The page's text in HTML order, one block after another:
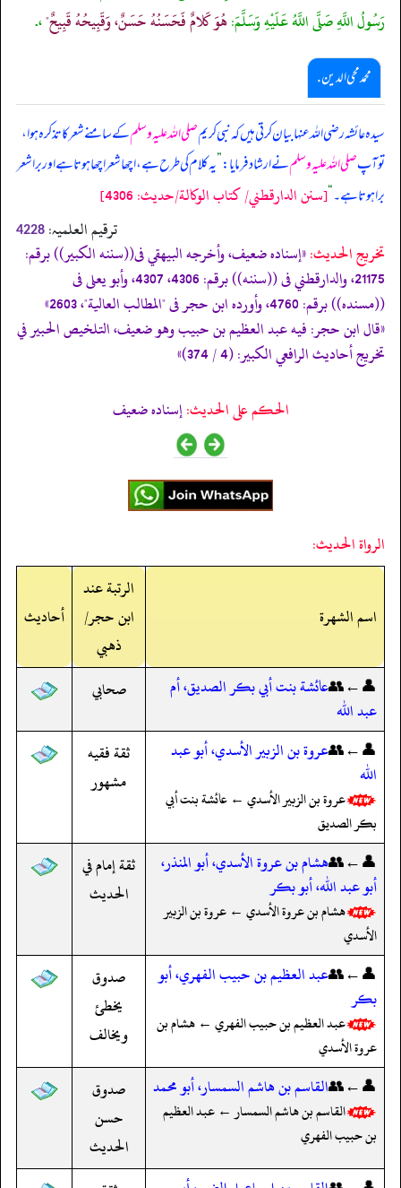
رَسُولُ اللَّهِ صَلَّى اللَّهُ عَلَيْهِ وَسَلَّمَ:هُوَ كَلامٌ فَحَسَنُهُ حَسَنٌ، وَقَبِيحُهُ قَبِيحٌ"،.
محمد محی الدین .
سیدہ عائشہ رضی اللہ عنہا بیان کرتی ہیں کہ نبی کریمصلی اللہ علیہ وسلمکے سامنے شعر کا تذکرہ ہوا،
تو آپصلی اللہ علیہ وسلمنے ارشاد فرمایا:”یہ کلام کی طرح ہے، اچھا شعر اچھا ہوتا ہے اور برا شعر
برا ہوتا ہے۔“[سنن الدارقطني/ كتاب الوكالة/حدیث: 4306]
ترقیم العلمیہ: 4228
تخریج الحدیث:«إسناده ضعيف، وأخرجه البيهقي فى((سننه الكبير)) برقم:
21175، والدارقطني فى ((سننه)) برقم: 4306، 4307، وأبو يعلى فى
((مسنده)) برقم: 4760، وأورده ابن حجر فى "المطالب العالية"، 2603»
«قال ابن حجر: فيه عبد العظيم بن حبيب وهو ضعيف، التلخيص الحبير في
تخريج أحاديث الرافعي الكبير: (4 / 374)»
الحكم على الحديث:إسناده ضعيف
الرواة الحديث:
اسم الشهرة
الرتبة عند
ابن حجر/
ذهبي
أحاديث
👤←👥عائشة بنت أبي بكر الصديق، أم
عبد الله
صحابي
👤←👥عروة بن الزبير الأسدي، أبو عبد
الله
عروة بن الزبير الأسدي ← عائشة بنت أبي
بكر الصديق
ثقة فقيه
مشهور
👤←👥هشام بن عروة الأسدي، أبو المنذر،
أبو عبد الله، أبو بكر
هشام بن عروة الأسدي ← عروة بن الزبير
الأسدي
ثقة إمام في
الحديث
👤←👥عبد العظيم بن حبيب الفهري، أبو
بكر
عبد العظيم بن حبيب الفهري ← هشام بن
عروة الأسدي
صدوق
يخطئ
ويخالف
👤←👥القاسم بن هاشم السمسار، أبو محمد
القاسم بن هاشم السمسار ← عبد العظيم
بن حبيب الفهري
صدوق
حسن
الحديث